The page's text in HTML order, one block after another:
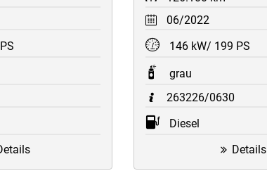
06/2022
146 kW/ 199 PS
grau
263226/0630
Diesel
Details